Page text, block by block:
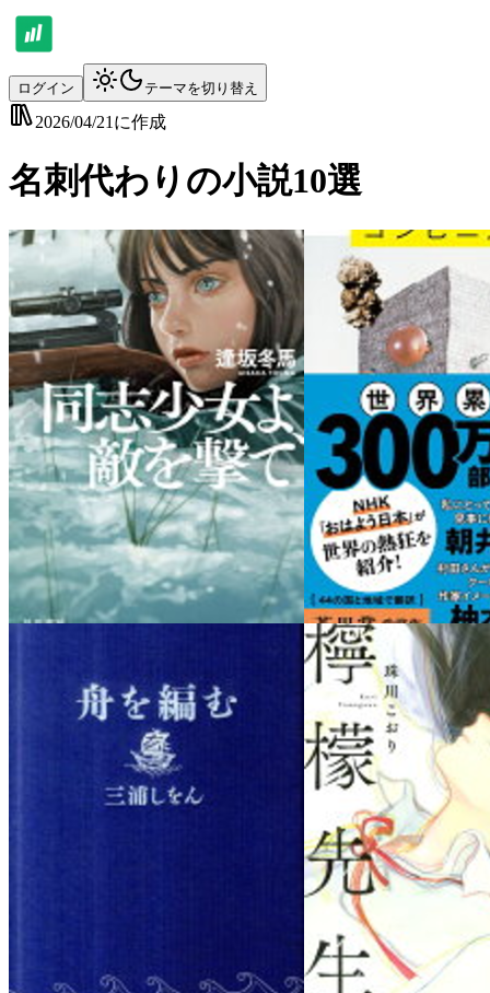
ログイン テーマを切り替え
2026/04/21 に作成
名刺代わりの小説10選